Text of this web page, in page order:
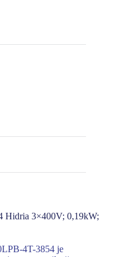
Hidria 3×400V; 0,19kW;
4T-3854 je